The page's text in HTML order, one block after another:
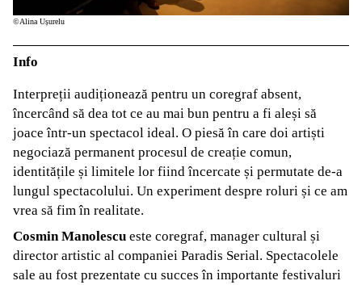
©Alina Ușurelu
Info
Interpreții audiționează pentru un coregraf absent,
încercând să dea tot ce au mai bun pentru a fi aleși să
joace într-un spectacol ideal. O piesă în care doi artiști
negociază permanent procesul de creație comun,
identitățile și limitele lor fiind încercate și permutate de-a
lungul spectacolului. Un experiment despre roluri și ce am
vrea să fim în realitate.
Cosmin Manolescu este coregraf, manager cultural și
director artistic al companiei Paradis Serial. Spectacolele
sale au fost prezentate cu succes în importante festivaluri